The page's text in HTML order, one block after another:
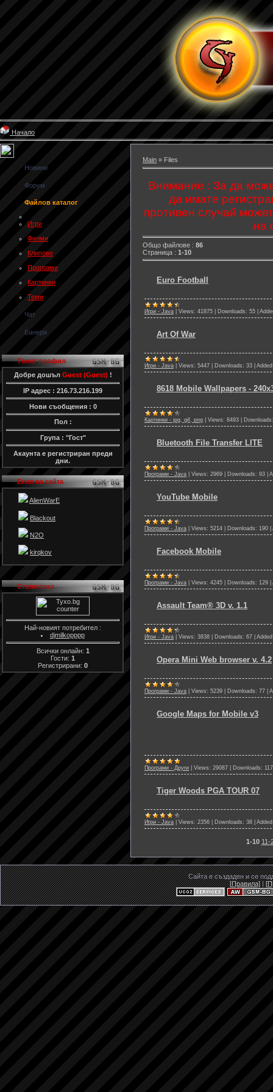
Начало
Новини
Форум
Файлов каталог
Игри
Филми
Клипове
Програми
Картинки
Теми
Чат
Банери
Твоят профил
Добре дошъл Guest (Guest) !
IP адрес : 216.73.216.199
Нови съобщения : 0
Пол :
Група : "Гост"
Акаунта е регистриран преди
дни.
Екип на сайта
AlienWarE
Blackout
N2O
kirqkov
Статистика
Най-новият потребител :
djmilkopppp
Всички онлайн: 1
Гости: 1
Регистрирани: 0
Main » Files
Внимание : За да
да имате
противен случай
на
Общо файлове : 86
Страница : 1-10
Euro Football
Игри - Java Views: 41875 Downloads: 55
Art Of War
Игри - Java Views: 5447 Downloads: 33
8618 Mobile Wallpapers -
Картинки - jpg, gif, png Views: 8493 Downloads:
Bluetooth File Transfer LITE
Програми - Java Views: 2969 Downloads: 93
YouTube Mobile
Програми - Java Views: 5214 Downloads: 190
Facebook Mobile
Програми - Java Views: 4245 Downloads: 129
Assault Team® 3D v. 1.1
Игри - Java Views: 3838 Downloads: 67
Opera Mini Web browser v. 4.2
Програми - Java Views: 5239 Downloads: 77
Google Maps for Mobile v3
Програми - Други Views: 29087 Downloads: 117
Tiger Woods PGA TOUR 07
Игри - Java Views: 2356 Downloads: 38
1-10 11-
Сайта е създаден и се
[Правила]|